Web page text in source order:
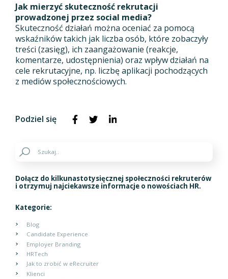
Jak mierzyć skuteczność rekrutacji
prowadzonej przez social media?
Skuteczność działań można oceniać za pomocą
wskaźników takich jak liczba osób, które zobaczyły
treści (zasięg), ich zaangażowanie (reakcje,
komentarze, udostępnienia) oraz wpływ działań na
cele rekrutacyjne, np. liczbę aplikacji pochodzących
z mediów społecznościowych.
Podziel się
Dołącz do kilkunastotysięcznej społeczności rekruterów
i otrzymuj najciekawsze informacje o nowościach HR.
Kategorie:
Blog
Candidate Experience
Employer Branding
HRTech
Jak to zrobić w eRecruiter
Klienci